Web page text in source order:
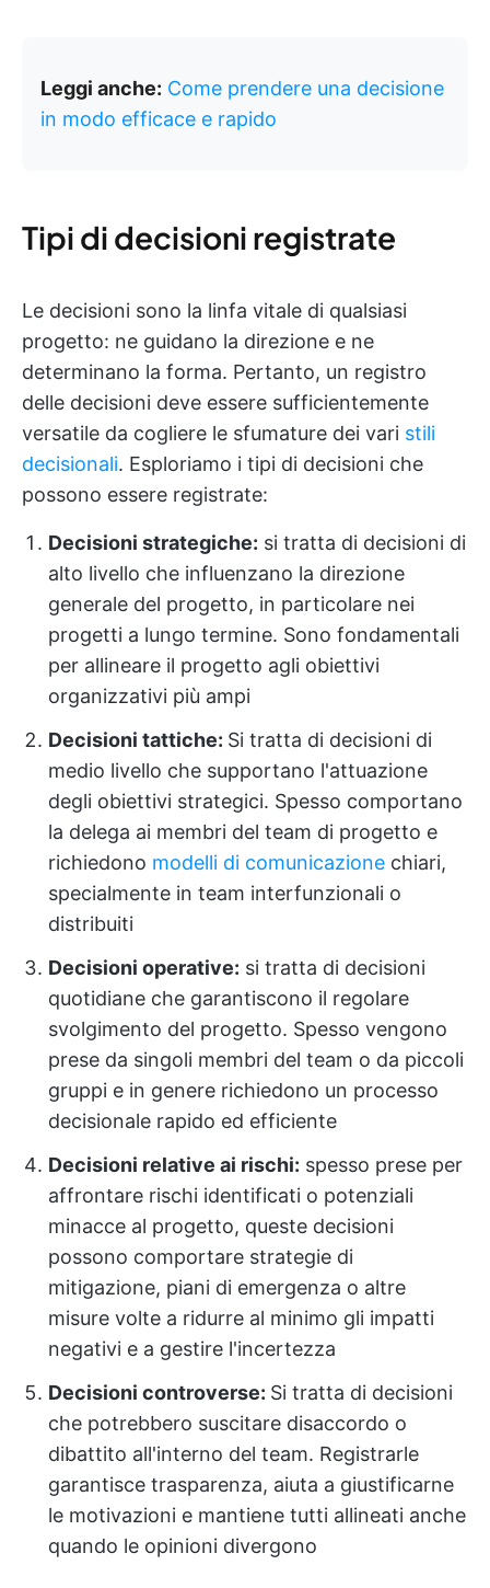
Leggi anche: Come prendere una decisione
in modo efficace e rapido
Tipi di decisioni registrate
Le decisioni sono la linfa vitale di qualsiasi
progetto: ne guidano la direzione e ne
determinano la forma. Pertanto, un registro
delle decisioni deve essere sufficientemente
versatile da cogliere le sfumature dei vari stili
decisionali. Esploriamo i tipi di decisioni che
possono essere registrate:
Decisioni strategiche: si tratta di decisioni di
alto livello che influenzano la direzione
generale del progetto, in particolare nei
progetti a lungo termine. Sono fondamentali
per allineare il progetto agli obiettivi
organizzativi più ampi
Decisioni tattiche: Si tratta di decisioni di
medio livello che supportano l'attuazione
degli obiettivi strategici. Spesso comportano
la delega ai membri del team di progetto e
richiedono modelli di comunicazione chiari,
specialmente in team interfunzionali o
distribuiti
Decisioni operative: si tratta di decisioni
quotidiane che garantiscono il regolare
svolgimento del progetto. Spesso vengono
prese da singoli membri del team o da piccoli
gruppi e in genere richiedono un processo
decisionale rapido ed efficiente
Decisioni relative ai rischi: spesso prese per
affrontare rischi identificati o potenziali
minacce al progetto, queste decisioni
possono comportare strategie di
mitigazione, piani di emergenza o altre
misure volte a ridurre al minimo gli impatti
negativi e a gestire l'incertezza
Decisioni controverse: Si tratta di decisioni
che potrebbero suscitare disaccordo o
dibattito all'interno del team. Registrarle
garantisce trasparenza, aiuta a giustificarne
le motivazioni e mantiene tutti allineati anche
quando le opinioni divergono